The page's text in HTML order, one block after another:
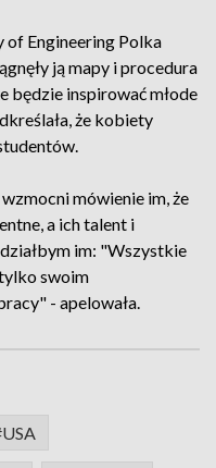
of Engineering Polka
ją mapy i procedura
będzie inspirować młode
że kobiety
mówienie im, że
a ich talent i
im: "Wszystkie
swoim
- apelowała.